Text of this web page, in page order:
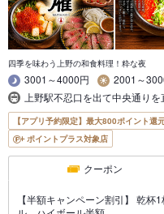
四季を味わう上野の和食料理！粋な夜
3001～4000円
2001～
上野駅不忍口を出て中央通り
【アプリ予約限定】最大800ポイント還
ポイントプラス対象店
クーポン
【半額キャンペーン割引】 乾